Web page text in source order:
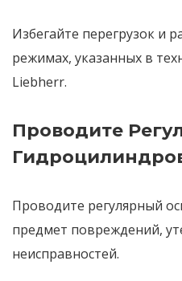
Избегайте перегрузок и
режимах, указанных в
Liebherr.
Проводите
Проводите регулярный
предмет повреждений,
неисправностей.